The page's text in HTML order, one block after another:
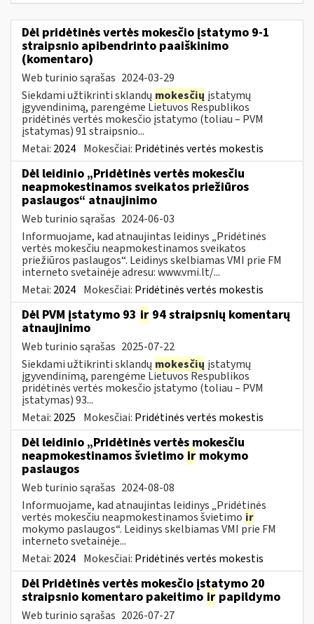
Dėl pridėtinės vertės mokesčio įstatymo 9-1
straipsnio apibendrinto paaiškinimo
(komentaro)
Web turinio sąrašas 2024-03-29
Siekdami užtikrinti sklandų mokesčių įstatymų
įgyvendinimą, parengėme Lietuvos Respublikos
pridėtinės vertės mokesčio įstatymo (toliau – PVM
įstatymas) 91 straipsnio...
Metai: 2024 Mokesčiai: Pridėtinės vertės mokestis
Dėl leidinio „Pridėtinės vertės mokesčiu
neapmokestinamos sveikatos priežiūros
paslaugos“ atnaujinimo
Web turinio sąrašas 2024-06-03
Informuojame, kad atnaujintas leidinys „Pridėtinės
vertės mokesčiu neapmokestinamos sveikatos
priežiūros paslaugos“. Leidinys skelbiamas VMI prie FM
interneto svetainėje adresu: www.vmi.lt/...
Metai: 2024 Mokesčiai: Pridėtinės vertės mokestis
Dėl PVM įstatymo 93 ir 94 straipsnių komentarų
atnaujinimo
Web turinio sąrašas 2025-07-22
Siekdami užtikrinti sklandų mokesčių įstatymų
įgyvendinimą, parengėme Lietuvos Respublikos
pridėtinės vertės mokesčio įstatymo (toliau – PVM
įstatymas) 93...
Metai: 2025 Mokesčiai: Pridėtinės vertės mokestis
Dėl leidinio „Pridėtinės vertės mokesčiu
neapmokestinamos švietimo ir mokymo
paslaugos
Web turinio sąrašas 2024-08-08
Informuojame, kad atnaujintas leidinys „Pridėtinės
vertės mokesčiu neapmokestinamos švietimo ir
mokymo paslaugos“. Leidinys skelbiamas VMI prie FM
interneto svetainėje...
Metai: 2024 Mokesčiai: Pridėtinės vertės mokestis
Dėl Pridėtinės vertės mokesčio įstatymo 20
straipsnio komentaro pakeitimo ir papildymo
Web turinio sąrašas 2026-07-27